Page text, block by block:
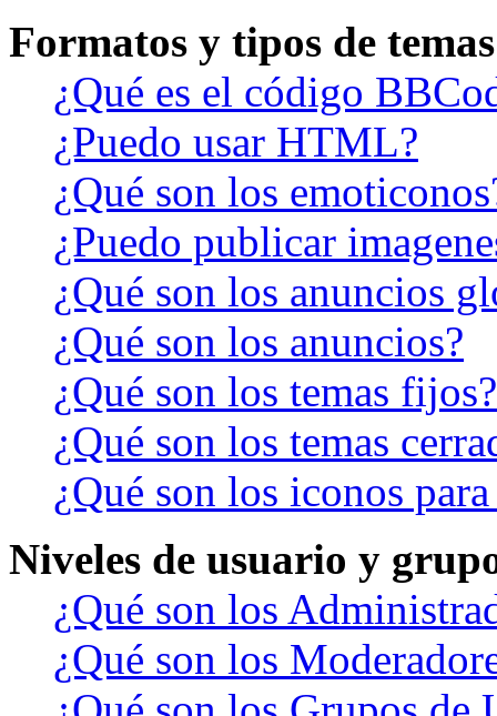
Formatos y tipos de temas
¿Qué es el código
¿Puedo usar HTML?
¿Qué son los
¿Puedo publicar
¿Qué son los anuncios
¿Qué son los anuncios?
¿Qué son los temas fijos?
¿Qué son los temas
¿Qué son los iconos
Niveles de usuario y
¿Qué son los
¿Qué son los